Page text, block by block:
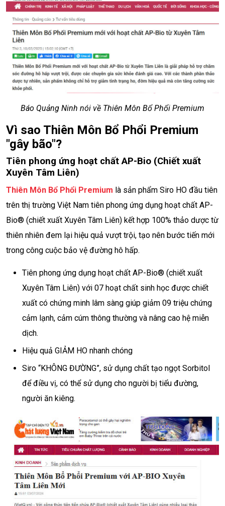
Báo Quảng Ninh nói về Thiên Môn Bổ Phổi Premium
Vì sao Thiên Môn Bổ Phổi Premium
"gây bão"?
Tiên phong ứng hoạt chất AP-Bio (Chiết xuất
Xuyên Tâm Liên)
Thiên Môn Bổ Phổi Premium là sản phẩm Siro HO đầu tiên
trên thị trường Việt Nam tiên phong ứng dụng hoạt chất AP-
Bio® (chiết xuất Xuyên Tâm Liên) kết hợp 100% thảo dược từ
thiên nhiên đem lại hiệu quả vượt trội, tạo nên bước tiến mới
trong công cuộc bảo vệ đường hô hấp.
Tiên phong ứng dụng hoạt chất AP-Bio® (chiết xuất
Xuyên Tâm Liên) với 07 hoạt chất sinh học được chiết
xuất có chứng minh lâm sàng giúp giảm 09 triệu chứng
cảm lạnh, cảm cúm thông thường và nâng cao hệ miễn
dịch.
Hiệu quả GIẢM HO nhanh chóng
Siro “KHÔNG ĐƯỜNG”, sử dụng chất tạo ngọt Sorbitol
để điều vị, có thể sử dụng cho người bị tiểu đường,
người ăn kiêng.